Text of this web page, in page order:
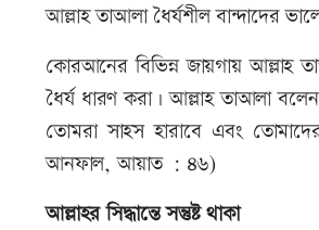
আল্লাহ তাআলা ধৈর্যশীল বান্দাদের
কোরআনের বিভিন্ন জায়গায় আল্লাহ
ধৈর্য ধারণ করা। আল্লাহ তাআলা
তোমরা সাহস হারাবে এবং
আনফাল, আয়াত : ৪৬)
আল্লাহর সিদ্ধান্তে সন্তুষ্ট থাকা